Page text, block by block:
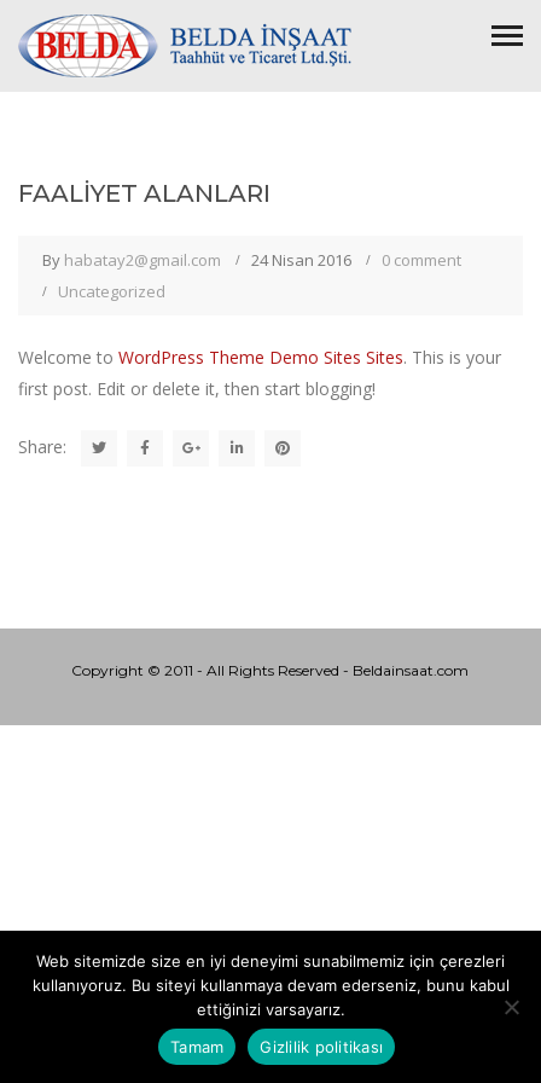
FAALİYET ALANLARI
By habatay2@gmail.com 24 Nisan 2016
0 comment
Uncategorized
Welcome to WordPress Theme Demo Sites Sites. This is your
first post. Edit or delete it, then start blogging!
Share:
Copyright © 2011 - All Rights Reserved - Beldainsaat.com
Web sitemizde size en iyi deneyimi sunabilmemiz için çerezleri
kullanıyoruz. Bu siteyi kullanmaya devam ederseniz, bunu kabul
ettiğinizi varsayarız.
Tamam
Gizlilik politikası